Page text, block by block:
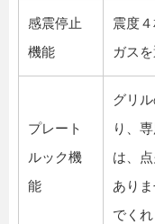
感震停止
機能
震度
ガスを
プレート
ルック機
能
グリ
り、
は、
あり
でくれ